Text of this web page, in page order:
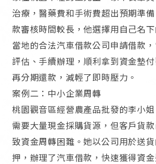
治療，醫藥費和手術費超出預期準
款審核時間較長，他選擇用自己名
當地的合法汽車借款公司申請借款
評估、手續辦理，順利拿到資金墊
再分期還款，減輕了即時壓力。​
案例二：中小企業周轉​
桃園觀音區經營農產品批發的李小
需要大量現金採購貨源，但客戶貨
致資金周轉困難。她以公司用於送
押，辦理了汽車借款，快速獲得資